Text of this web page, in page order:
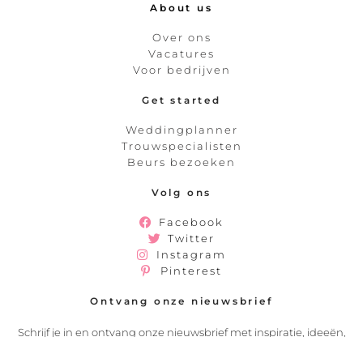
About us
Over ons
Vacatures
Voor bedrijven
Get started
Weddingplanner
Trouwspecialisten
Beurs bezoeken
Volg ons
Facebook
Twitter
Instagram
Pinterest
Ontvang onze nieuwsbrief
Schrijf je in en ontvang onze nieuwsbrief met inspiratie, ideeën,